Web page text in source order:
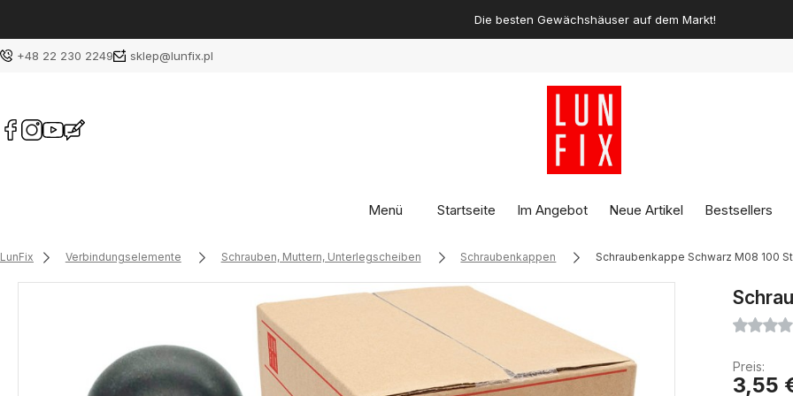
Die besten Gewächshäuser auf dem Markt!
+48 22 230 2249 sklep@lunfix.pl
Menü Startseite Im Angebot Neue Artikel Bestsellers
LunFix Verbindungselemente Schrauben, Muttern, Unterlegscheiben Schraubenkappen Schraubenkappe Schwarz M08 100
Preis:
3,55